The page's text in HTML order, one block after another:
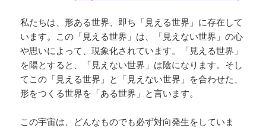
私たちは、形ある世界、即ち「見える世界」に存在して
います。この「見える世界」は、「見えない世界」の心
や思いによって、現象化されています。「見える世界」
を陽とすると、「見えない世界」は陰になります。そし
てこの「見える世界」と「見えない世界」を合わせた、
形をつくる世界を「ある世界」と言います。
この宇宙は、どんなものでも必ず対向発生をしていま